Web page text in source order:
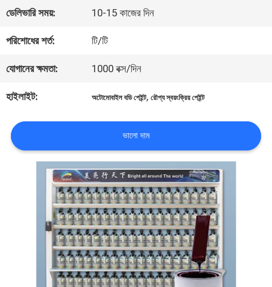
নিয়ন্ত্রণ
করুন
ডেলিভারি সময়: 10-15 কাজের দিন
পরিশোধের শর্ত: টি/টি
যোগানের ক্ষমতা: 1000 বক্স/দিন
হাইলাইট: অটোমোবাইল বডি পেইন্ট,রৌপ্য স্বয়ংক্রিয় পেইন্ট
ভালো দাম